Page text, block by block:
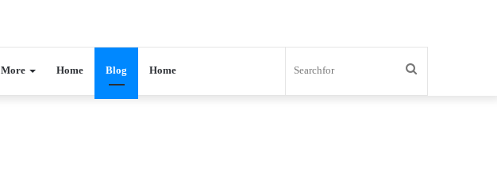
More Home Blog Home